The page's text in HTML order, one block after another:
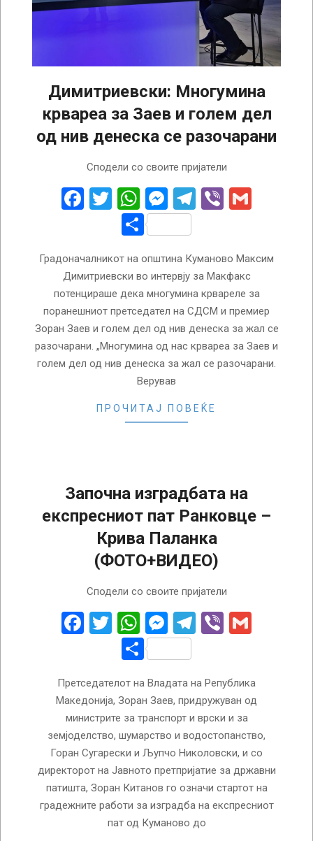
Димитриевски: Многумина
крвареа за Заев и голем дел
од нив денеска се разочарани
Сподели со своите пријатели
Facebook
Twitter
WhatsApp
Messenger
Telegram
Viber
Share
Градоначалникот на општина Куманово Максим
Димитриевски во интервју за Макфакс
потенцираше дека многумина крвареле за
поранешниот претседател на СДСМ и премиер
Зоран Заев и голем дел од нив денеска за жал се
разочарани. „Многумина од нас крвареа за Заев и
голем дел од нив денеска за жал се разочарани.
Верував
ПРОЧИТАЈ ПОВЕЌЕ
Започна изградбата на
експресниот пат Ранковце –
Крива Паланка
(ФОТО+ВИДЕО)
Сподели со своите пријатели
Facebook
Twitter
WhatsApp
Messenger
Telegram
Viber
Share
Претседателот на Владата на Република
Македонија, Зоран Заев, придружуван од
министрите за транспорт и врски и за
земјоделство, шумарство и водостопанство,
Горан Сугарески и Љупчо Николовски, и со
директорот на Јавното претпријатие за државни
патишта, Зоран Китанов го означи стартот на
градежните работи за изградба на експресниот
пат од Куманово до